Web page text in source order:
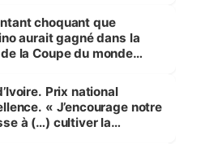
choquant que
aurait gagné dans la
la Coupe du monde
Prix national
« J’encourage notre
à (…) cultiver la